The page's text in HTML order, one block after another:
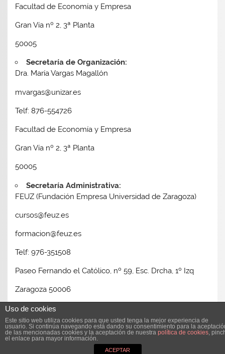
Facultad de Economía y Empresa
Gran Vía nº 2, 3ª Planta
50005
Secretaría de Organización:
Dra. María Vargas Magallón
mvargas@unizar.es
Telf: 876-554726
Facultad de Economía y Empresa
Gran Vía nº 2, 3ª Planta
50005
Secretaría Administrativa:
FEUZ (Fundación Empresa Universidad de Zaragoza)
cursos@feuz.es
formacion@feuz.es
Telf: 976-351508
Paseo Fernando el Católico, nº 59, Esc. Drcha, 1º Izq
Zaragoza 50006
Tema para WordPress: Smartline de ThemeZee.
Uso de cookies
Este sitio web utiliza cookies para que usted tenga la mejor experiencia de
usuario. Si continúa navegando está dando su consentimiento para la
de las mencionadas cookies y la aceptación de nuestra política de cookies,
el enlace para mayor información.
ACEPTAR